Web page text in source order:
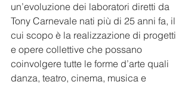
un’evoluzione dei laboratori diretti da
Tony Carnevale nati più di 25 anni fa, il
cui scopo è la realizzazione di progetti
e opere collettive che possano
coinvolgere tutte le forme d’arte quali
danza, teatro, cinema, musica e